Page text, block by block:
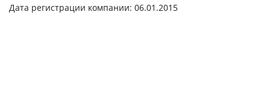
Дата регистрации компании: 06.01.2015